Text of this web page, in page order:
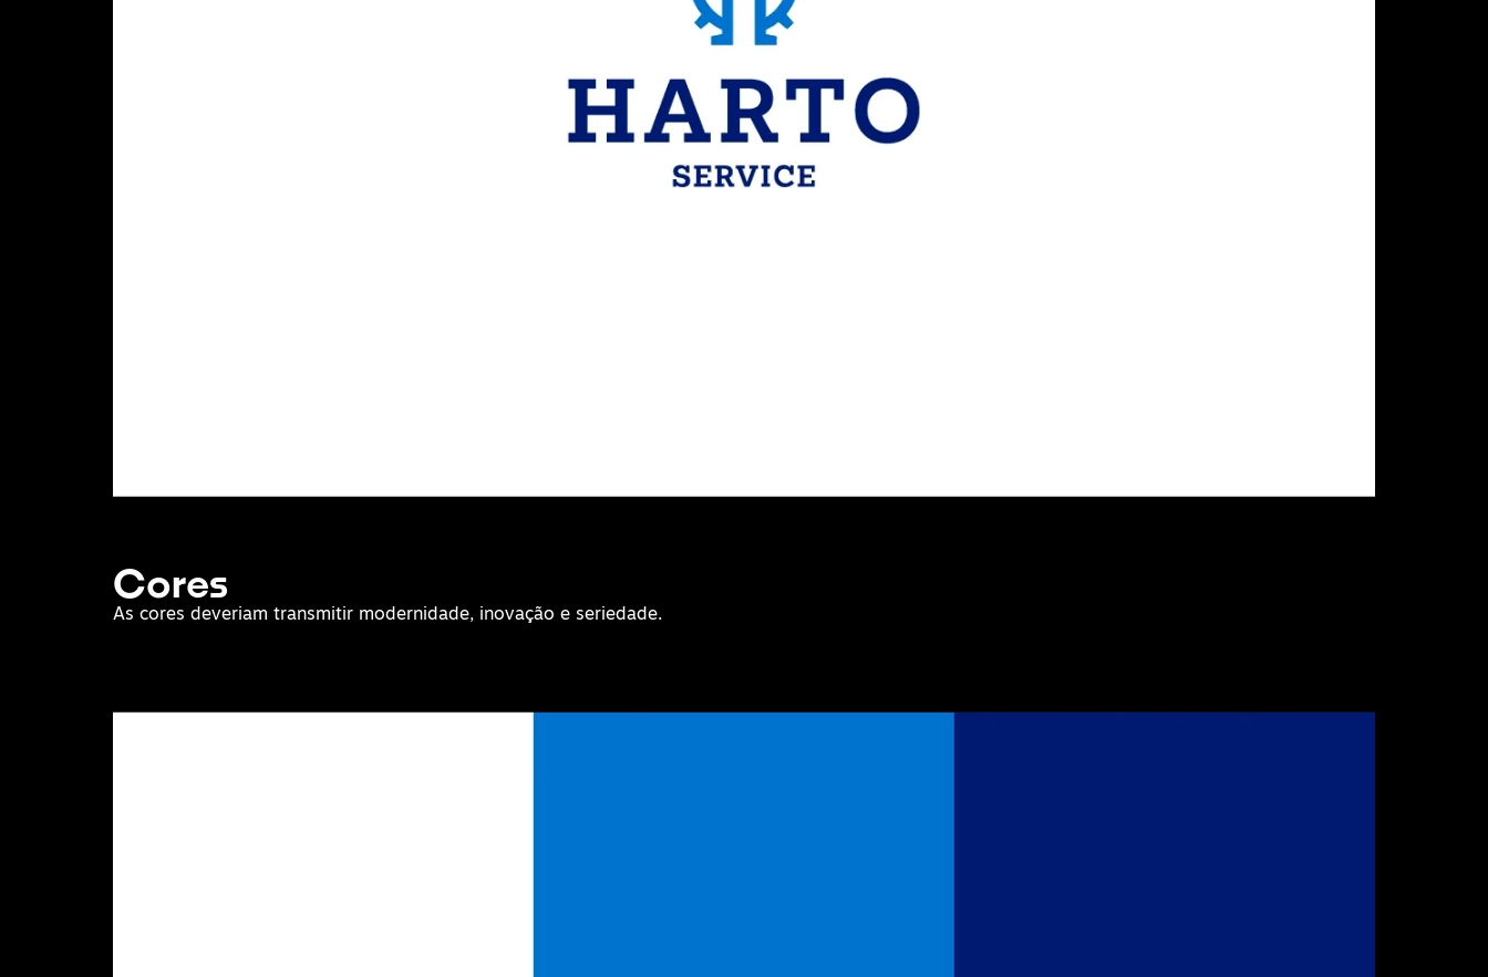
Cores
As cores deveriam transmitir modernidade, inovação e seriedade.